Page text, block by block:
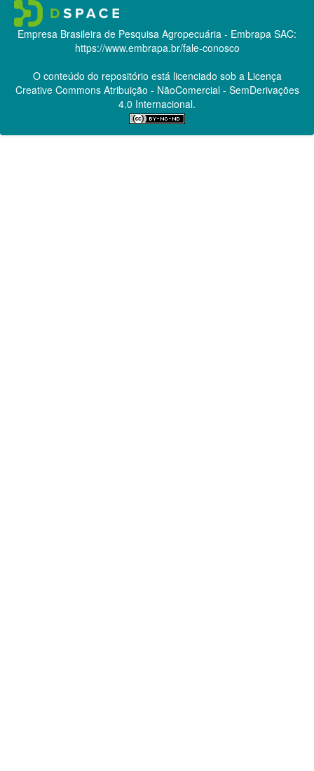
Empresa Brasileira de Pesquisa Agropecuária - Embrapa SAC:
https://www.embrapa.br/fale-conosco
O conteúdo do repositório está licenciado sob a Licença
Creative CommonsAtribuição - NãoComercial - SemDerivações
4.0 Internacional.